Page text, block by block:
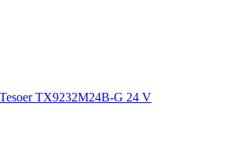
TX9232M24B-G 24 V